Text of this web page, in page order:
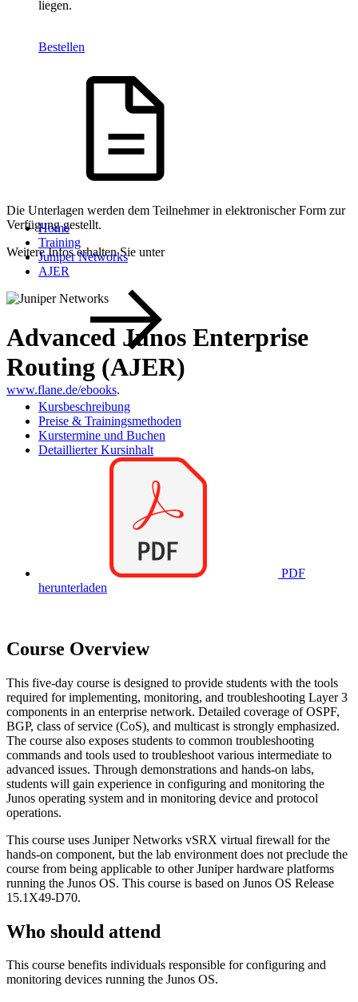
liegen.
Bestellen
Die Unterlagen werden dem Teilnehmer in elektronischer Form zur
Verfügung gestellt.
Weitere Infos erhalten Sie unter
www.flane.de/ebooks.
Home
Training
Juniper Networks
AJER
Advanced Junos Enterprise
Routing (AJER)
Kursbeschreibung
Preise & Trainingsmethoden
Kurstermine und Buchen
Detaillierter Kursinhalt
PDF
herunterladen
Course Overview
This five-day course is designed to provide students with the tools
required for implementing, monitoring, and troubleshooting Layer 3
components in an enterprise network. Detailed coverage of OSPF,
BGP, class of service (CoS), and multicast is strongly emphasized.
The course also exposes students to common troubleshooting
commands and tools used to troubleshoot various intermediate to
advanced issues. Through demonstrations and hands-on labs,
students will gain experience in configuring and monitoring the
Junos operating system and in monitoring device and protocol
operations.
This course uses Juniper Networks vSRX virtual firewall for the
hands-on component, but the lab environment does not preclude the
course from being applicable to other Juniper hardware platforms
running the Junos OS. This course is based on Junos OS Release
15.1X49-D70.
Who should attend
This course benefits individuals responsible for configuring and
monitoring devices running the Junos OS.